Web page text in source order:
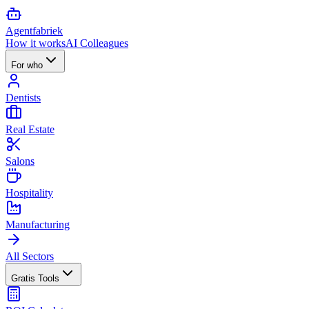
Agentfabriek
How it worksAI Colleagues
For who
Dentists
Real Estate
Salons
Hospitality
Manufacturing
All Sectors
Gratis Tools